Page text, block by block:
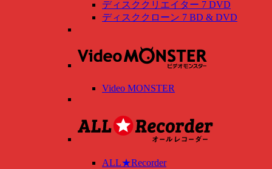
ディスククリエイター 7 DVD
ディスククローン 7 BD & DVD
Video MONSTER
ALL★Recorder